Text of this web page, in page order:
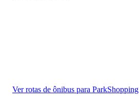
Ver rotas de ônibus para ParkShopping